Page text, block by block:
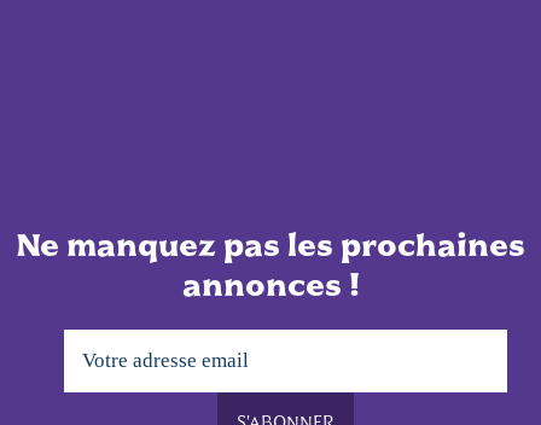
Ne manquez pas les prochaines
annonces !